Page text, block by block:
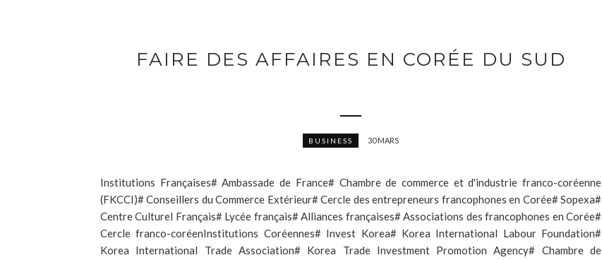
FAIRE DES AFFAIRES EN CORÉE DU SUD
BUSINESS 30 MARS
Institutions Françaises# Ambassade de France# Chambre de commerce et d'industrie franco-coréenne
(FKCCI)# Conseillers du Commerce Extérieur# Cercle des entrepreneurs francophones en Corée# Sopexa#
Centre Culturel Français# Lycée français# Alliances françaises# Associations des francophones en Corée#
Cercle franco-coréenInstitutions Coréennes# Invest Korea# Korea International Labour Foundation#
Korea International Trade Association# Korea Trade Investment Promotion Agency# Chambre de